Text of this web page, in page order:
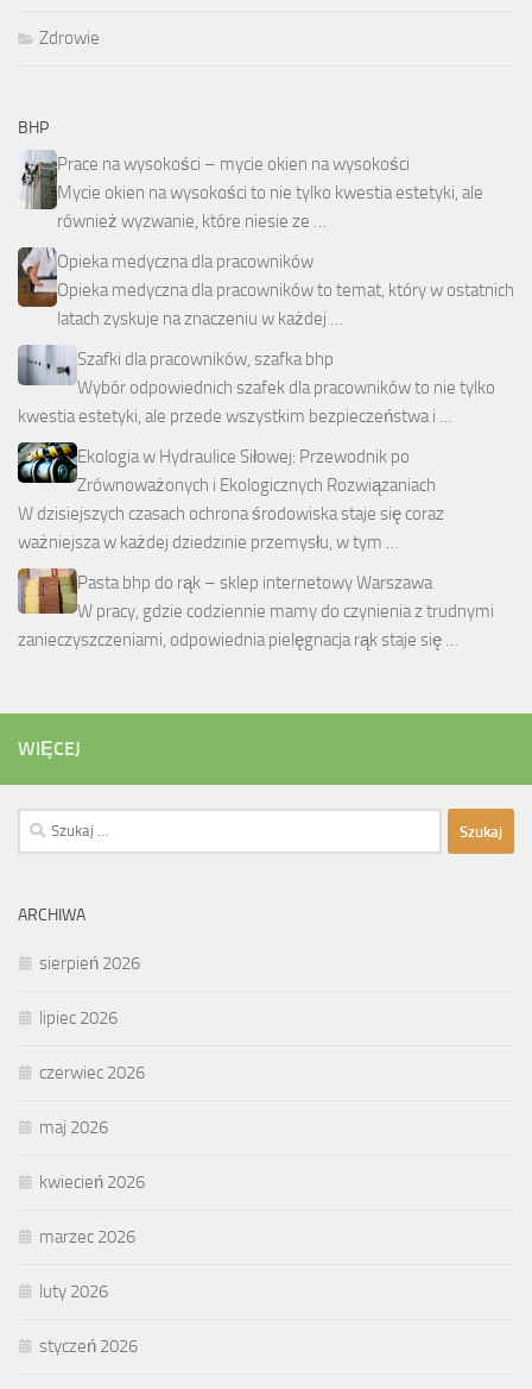
Zdrowie
BHP
Prace na wysokości – mycie okien na wysokości
Mycie okien na wysokości to nie tylko kwestia estetyki, ale
również wyzwanie, które niesie ze …
Opieka medyczna dla pracowników
Opieka medyczna dla pracowników to temat, który w ostatnich
latach zyskuje na znaczeniu w każdej …
Szafki dla pracowników, szafka bhp
Wybór odpowiednich szafek dla pracowników to nie tylko
kwestia estetyki, ale przede wszystkim bezpieczeństwa i …
Ekologia w Hydraulice Siłowej: Przewodnik po
Zrównoważonych i Ekologicznych Rozwiązaniach
W dzisiejszych czasach ochrona środowiska staje się coraz
ważniejsza w każdej dziedzinie przemysłu, w tym …
Pasta bhp do rąk – sklep internetowy Warszawa
W pracy, gdzie codziennie mamy do czynienia z trudnymi
zanieczyszczeniami, odpowiednia pielęgnacja rąk staje się …
WIĘCEJ
Szukaj:
ARCHIWA
sierpień 2026
lipiec 2026
czerwiec 2026
maj 2026
kwiecień 2026
marzec 2026
luty 2026
styczeń 2026